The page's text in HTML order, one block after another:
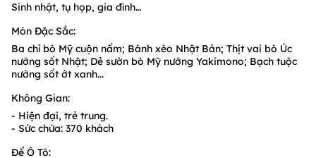
Sinh nhật, tụ họp, gia đình…
Món Đặc Sắc:
Ba chỉ bò Mỹ cuộn nấm; Bánh xèo Nhật Bản; Thịt vai bò Úc
nướng sốt Nhật; Dẻ sườn bò Mỹ nướng Yakimono; Bạch tuộc
nướng sốt ớt xanh...
Không Gian:
- Hiện đại, trẻ trung.
- Sức chứa: 370 khách
Để Ô Tô: